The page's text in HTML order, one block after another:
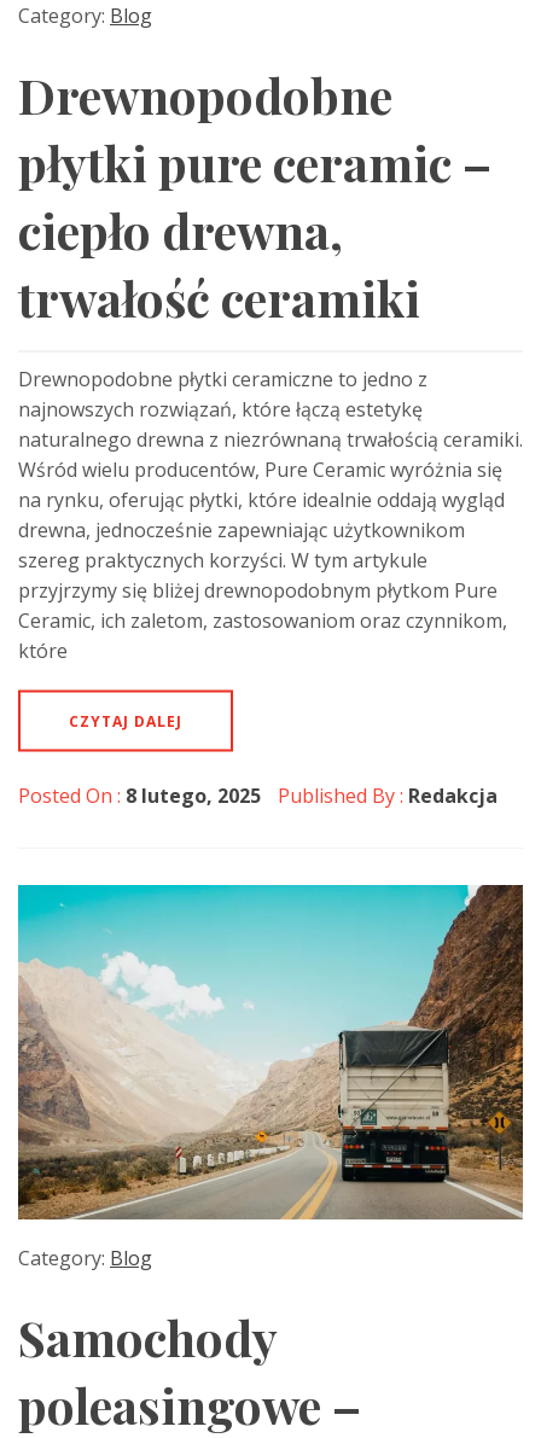
Category: Blog
Drewnopodobne
płytki pure ceramic –
ciepło drewna,
trwałość ceramiki
Drewnopodobne płytki ceramiczne to jedno z
najnowszych rozwiązań, które łączą estetykę
naturalnego drewna z niezrównaną trwałością ceramiki.
Wśród wielu producentów, Pure Ceramic wyróżnia się
na rynku, oferując płytki, które idealnie oddają wygląd
drewna, jednocześnie zapewniając użytkownikom
szereg praktycznych korzyści. W tym artykule
przyjrzymy się bliżej drewnopodobnym płytkom Pure
Ceramic, ich zaletom, zastosowaniom oraz czynnikom,
które
CZYTAJ DALEJ
Posted On : 8 lutego, 2025 Published By : Redakcja
Category: Blog
Samochody
poleasingowe –